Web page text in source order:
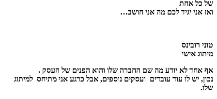
של כל אחת
ואז אני יגיד לכם מה אני חושב…
טוני רובינס
מיתוג אישי
אף אחד לא יודע מה שם החברה שלו והוא הפנים של העסק .
נכון, יש לו עוד עובדים ועסקים נוספים, אבל כרגע אני מתיחס למיתוג
שלו.